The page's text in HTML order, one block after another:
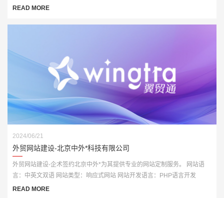
开发
READ MORE
2024/06/21
外贸网站建设-北京中外*科技有限公司
外贸网站建设-企术签约北京中外*为其提供专业的网站定制服务。 网站语
言：中英文双语 网站类型：响应式网站 网站开发语言：PHP语言开发
READ MORE